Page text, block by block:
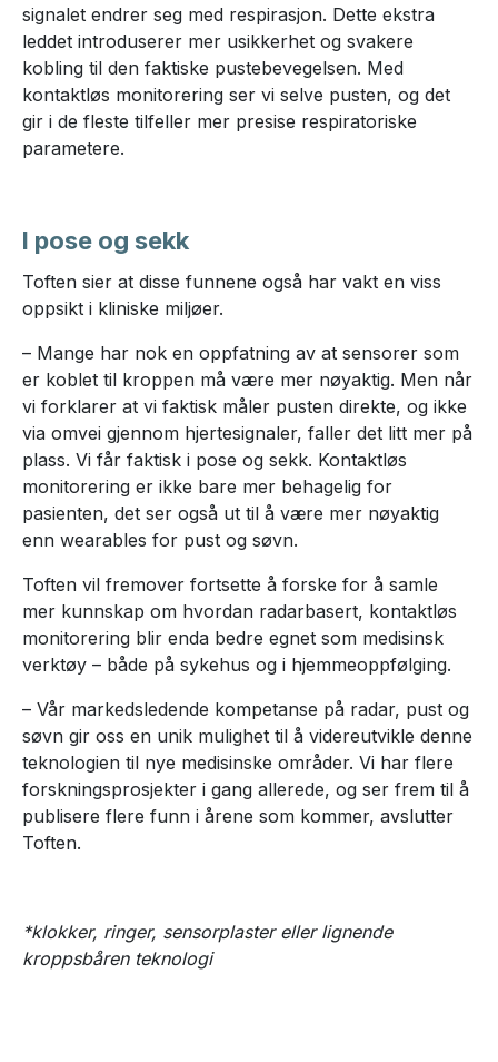
signalet endrer seg med respirasjon. Dette ekstra
leddet introduserer mer usikkerhet og svakere
kobling til den faktiske pustebevegelsen. Med
kontaktløs monitorering ser vi selve pusten, og det
gir i de fleste tilfeller mer presise respiratoriske
parametere.
I pose og sekk
Toften sier at disse funnene også har vakt en viss
oppsikt i kliniske miljøer.
– Mange har nok en oppfatning av at sensorer som
er koblet til kroppen må være mer nøyaktig. Men når
vi forklarer at vi faktisk måler pusten direkte, og ikke
via omvei gjennom hjertesignaler, faller det litt mer på
plass. Vi får faktisk i pose og sekk. Kontaktløs
monitorering er ikke bare mer behagelig for
pasienten, det ser også ut til å være mer nøyaktig
enn wearables for pust og søvn.
Toften vil fremover fortsette å forske for å samle
mer kunnskap om hvordan radarbasert, kontaktløs
monitorering blir enda bedre egnet som medisinsk
verktøy – både på sykehus og i hjemmeoppfølging.
– Vår markedsledende kompetanse på radar, pust og
søvn gir oss en unik mulighet til å videreutvikle denne
teknologien til nye medisinske områder. Vi har flere
forskningsprosjekter i gang allerede, og ser frem til å
publisere flere funn i årene som kommer, avslutter
Toften.
*klokker, ringer, sensorplaster eller lignende
kroppsbåren teknologi